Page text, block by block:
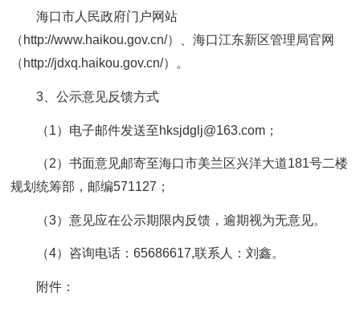
海口市人民政府门户网站
（http://www.haikou.gov.cn/）、海口江东新区管理局官网
（http://jdxq.haikou.gov.cn/）。
3、公示意见反馈方式
（1）电子邮件发送至hksjdglj@163.com；
（2）书面意见邮寄至海口市美兰区兴洋大道181号二楼
规划统筹部，邮编571127；
（3）意见应在公示期限内反馈，逾期视为无意见。
（4）咨询电话：65686617,联系人：刘鑫。
附件：